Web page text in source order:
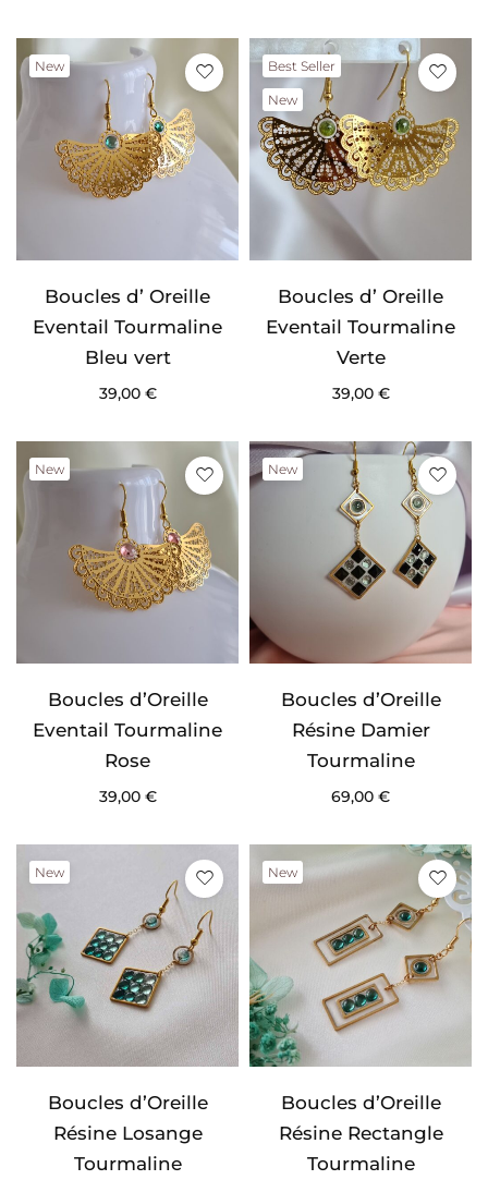
New
Boucles d’ Oreille
Eventail Tourmaline
Bleu vert
39,00 €
Best Seller
New
Boucles d’ Oreille
Eventail Tourmaline
Verte
39,00 €
New
Boucles d’Oreille
Eventail Tourmaline
Rose
39,00 €
New
Boucles d’Oreille
Résine Damier
Tourmaline
69,00 €
New
Boucles d’Oreille
Résine Losange
Tourmaline
New
Boucles d’Oreille
Résine Rectangle
Tourmaline